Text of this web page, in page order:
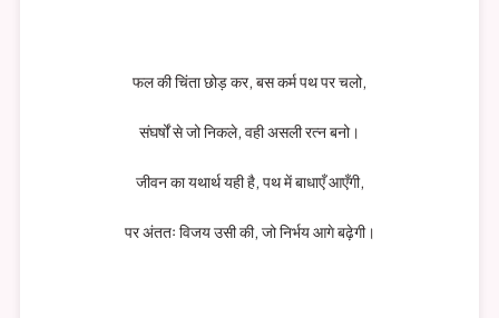
फल की चिंता छोड़ कर, बस कर्म पथ पर चलो,
संघर्षों से जो निकले, वही असली रत्न बनो।
जीवन का यथार्थ यही है, पथ में बाधाएँ आएँगी,
पर अंततः विजय उसी की, जो निर्भय आगे बढ़ेगी।